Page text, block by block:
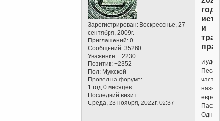
Зарегистрирован: Воскресенье, 27
сентября, 2009г.
Приглашений: 0
Сообщений: 35260
Уважение: +2230
Позитив: +2352
Пол: Мужской
Провел на форуме:
1 год 0 месяцев
Последний визит:
Среда, 23 ноября, 2022г. 02:37
и
Песах
часто